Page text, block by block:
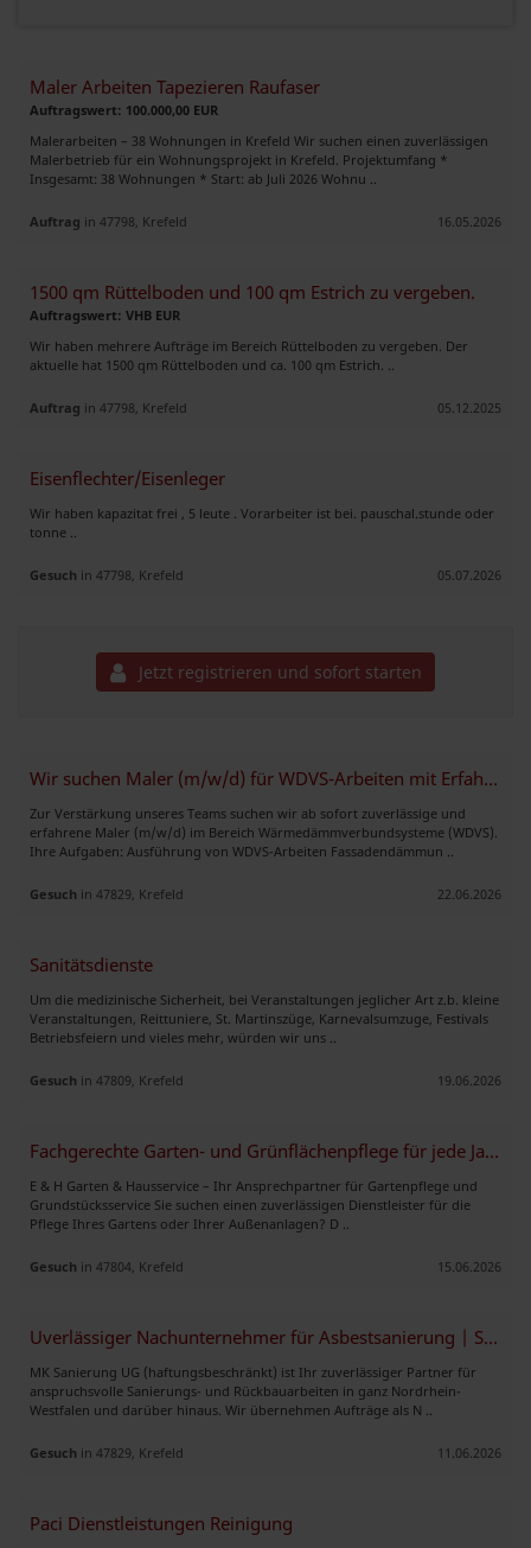
Maler Arbeiten Tapezieren Raufaser
Auftragswert: 100.000,00 EUR
Malerarbeiten – 38 Wohnungen in Krefeld Wir suchen einen zuverlässigen
Malerbetrieb für ein Wohnungsprojekt in Krefeld. Projektumfang *
Insgesamt: 38 Wohnungen * Start: ab Juli 2026 Wohnu ..
Auftrag in 47798, Krefeld 16.05.2026
1500 qm Rüttelboden und 100 qm Estrich zu vergeben.
Auftragswert: VHB EUR
Wir haben mehrere Aufträge im Bereich Rüttelboden zu vergeben. Der
aktuelle hat 1500 qm Rüttelboden und ca. 100 qm Estrich. ..
Auftrag in 47798, Krefeld 05.12.2025
Eisenflechter/Eisenleger
Wir haben kapazitat frei , 5 leute . Vorarbeiter ist bei. pauschal.stunde oder
tonne ..
Gesuch in 47798, Krefeld 05.07.2026
Jetzt registrieren und sofort starten
Wir suchen Maler (m/w/d) für WDVS-Arbeiten mit Erfahrung!
Zur Verstärkung unseres Teams suchen wir ab sofort zuverlässige und
erfahrene Maler (m/w/d) im Bereich Wärmedämmverbundsysteme (WDVS).
Ihre Aufgaben: Ausführung von WDVS-Arbeiten Fassadendämmun ..
Gesuch in 47829, Krefeld 22.06.2026
Sanitätsdienste
Um die medizinische Sicherheit, bei Veranstaltungen jeglicher Art z.b. kleine
Veranstaltungen, Reittuniere, St. Martinszüge, Karnevalsumzuge, Festivals
Betriebsfeiern und vieles mehr, würden wir uns ..
Gesuch in 47809, Krefeld 19.06.2026
Fachgerechte Garten- und Grünflächenpflege für jede Jahreszeit
E & H Garten & Hausservice – Ihr Ansprechpartner für Gartenpflege und
Grundstücksservice Sie suchen einen zuverlässigen Dienstleister für die
Pflege Ihres Gartens oder Ihrer Außenanlagen? D ..
Gesuch in 47804, Krefeld 15.06.2026
Uverlässiger Nachunternehmer für Asbestsanierung | Schadstoffsanierung
MK Sanierung UG (haftungsbeschränkt) ist Ihr zuverlässiger Partner für
anspruchsvolle Sanierungs- und Rückbauarbeiten in ganz Nordrhein-
Westfalen und darüber hinaus. Wir übernehmen Aufträge als N ..
Gesuch in 47829, Krefeld 11.06.2026
Paci Dienstleistungen Reinigung